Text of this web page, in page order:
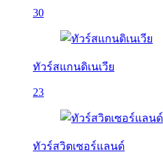
30
ทัวร์สแกนดิเนเวีย
23
ทัวร์สวิตเซอร์แลนด์